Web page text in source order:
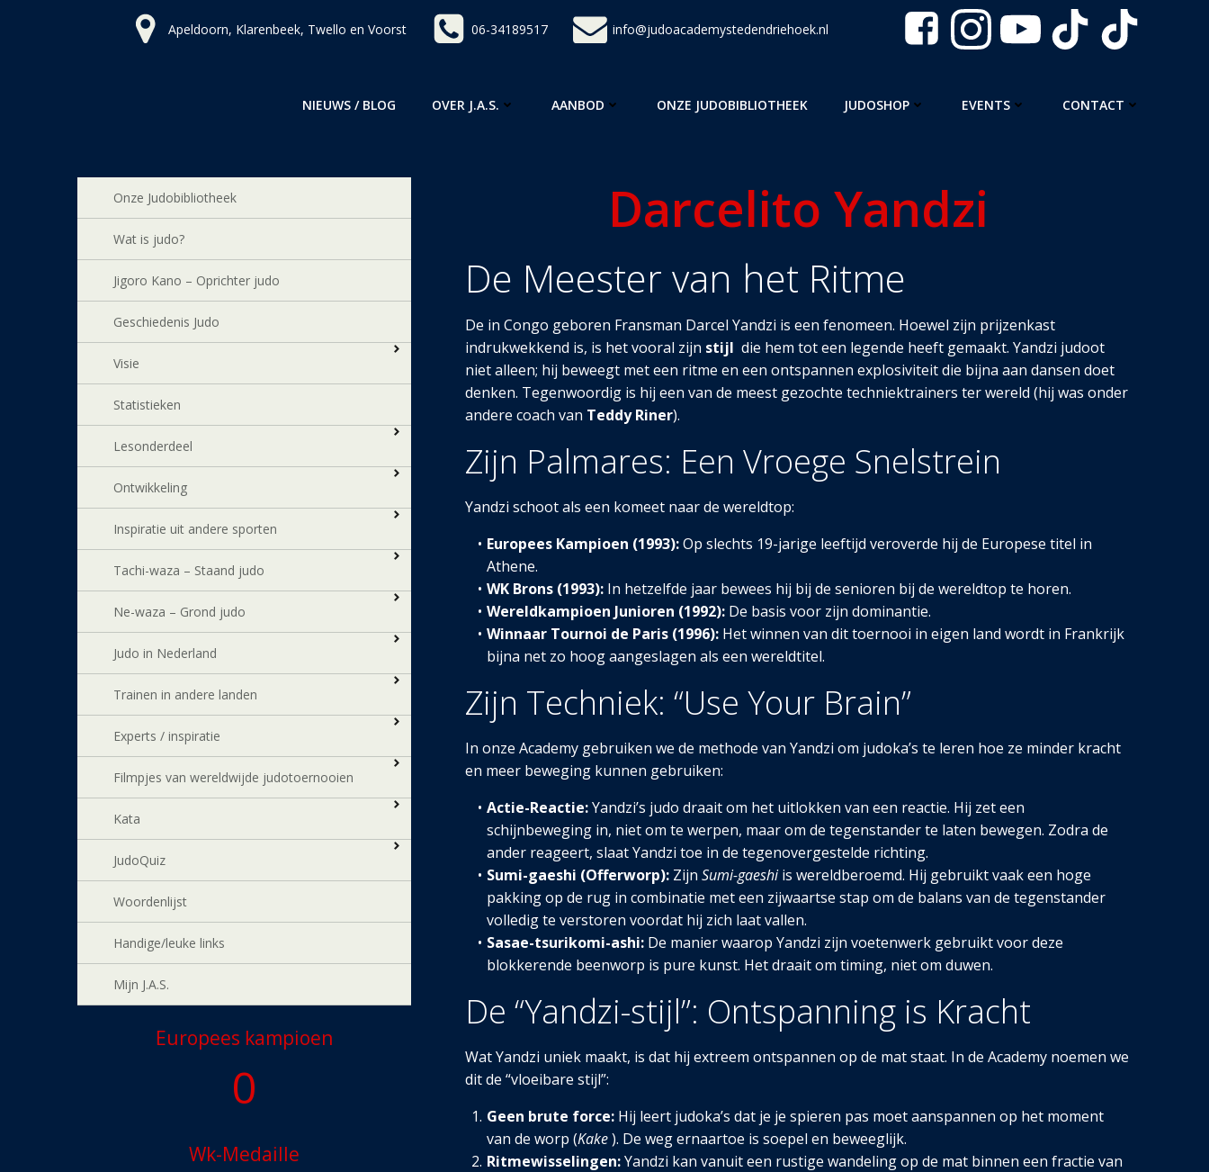
Apeldoorn, Klarenbeek, Twello en Voorst 06-34189517 info@judoacademystedendriehoek.nl
NIEUWS / BLOG OVER J.A.S. AANBOD ONZE JUDOBIBLIOTHEEK JUDOSHOP EVENTS CONTACT
Onze Judobibliotheek
Wat is judo?
Jigoro Kano – Oprichter judo
Geschiedenis Judo
Visie
Statistieken
Lesonderdeel
Ontwikkeling
Inspiratie uit andere sporten
Tachi-waza – Staand judo
Ne-waza – Grond judo
Judo in Nederland
Trainen in andere landen
Experts / inspiratie
Filmpjes van wereldwijde judotoernooien
Kata
JudoQuiz
Woordenlijst
Handige/leuke links
Mijn J.A.S.
Europees kampioen
0
Wk-Medaille
Darcelito Yandzi
De Meester van het Ritme
De in Congo geboren Fransman Darcel Yandzi is een fenomeen. Hoewel zijn prijzenkast
indrukwekkend is, is het vooral zijn stijl die hem tot een legende heeft gemaakt. Yandzi judoot
niet alleen; hij beweegt met een ritme en een ontspannen explosiviteit die bijna aan dansen doet
denken. Tegenwoordig is hij een van de meest gezochte techniektrainers ter wereld (hij was onder
andere coach van Teddy Riner).
Zijn Palmares: Een Vroege Snelstrein
Yandzi schoot als een komeet naar de wereldtop:
Europees Kampioen (1993):Op slechts 19-jarige leeftijd veroverde hij de Europese titel in
Athene.
WK Brons (1993): In hetzelfde jaar bewees hij bij de senioren bij de wereldtop te horen.
Wereldkampioen Junioren (1992): De basis voor zijn dominantie.
Winnaar Tournoi de Paris (1996): Het winnen van dit toernooi in eigen land wordt in Frankrijk
bijna net zo hoog aangeslagen als een wereldtitel.
Zijn Techniek: “Use Your Brain”
In onze Academy gebruiken we de methode van Yandzi om judoka’s te leren hoe ze minder kracht
en meer beweging kunnen gebruiken:
Actie-Reactie:Yandzi’s judo draait om het uitlokken van een reactie. Hij zet een
schijnbeweging in, niet om te werpen, maar om de tegenstander te laten bewegen. Zodra de
ander reageert, slaat Yandzi toe in de tegenovergestelde richting.
Sumi-gaeshi (Offerworp): ZijnSumi-gaeshiis wereldberoemd. Hij gebruikt vaak een hoge
pakking op de rug in combinatie met een zijwaartse stap om de balans van de tegenstander
volledig te verstoren voordat hij zich laat vallen.
Sasae-tsurikomi-ashi: De manier waarop Yandzi zijn voetenwerk gebruikt voor deze
blokkerende beenworp is pure kunst. Het draait om timing, niet om duwen.
De “Yandzi-stijl”: Ontspanning is Kracht
Wat Yandzi uniek maakt, is dat hij extreem ontspannen op de mat staat. In de Academy noemen we
dit de “vloeibare stijl”:
Geen brute force: Hij leert judoka’s dat je je spieren pas moet aanspannen op het moment
van de worp (Kake). De weg ernaartoe is soepel en beweeglijk.
Ritmewisselingen:Yandzi kan vanuit een rustige wandeling op de mat binnen een fractie van